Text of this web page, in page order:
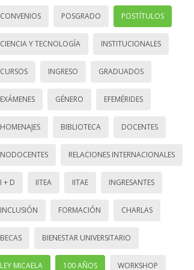
CONVENIOS POSGRADO POSTÍTULOS
CIENCIA Y TECNOLOGÍA INSTITUCIONALES
CURSOS INGRESO GRADUADOS
EXÁMENES GÉNERO EFEMÉRIDES
HOMENAJES BIBLIOTECA DOCENTES
NODOCENTES RELACIONES INTERNACIONALES
I + D IITEA IITAE INGRESANTES
INCLUSIÓN FORMACIÓN CHARLAS
BECAS BIENESTAR UNIVERSITARIO
LEY MICAELA 100 AÑOS WORKSHOP